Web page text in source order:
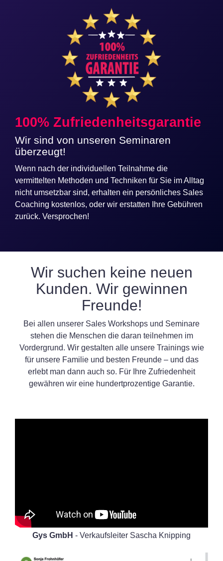
100% Zufriedenheitsgarantie
Wir sind von unseren Seminaren
überzeugt!
Wenn nach der individuellen Teilnahme die
vermittelten Methoden und Techniken für Sie im Alltag
nicht umsetzbar sind, erhalten ein persönliches Sales
Coaching kostenlos, oder wir erstatten Ihre Gebühren
zurück. Versprochen!
Wir suchen keine neuen
Kunden. Wir gewinnen
Freunde!
Bei allen unserer Sales Workshops und Seminare
stehen die Menschen die daran teilnehmen im
Vordergrund. Wir gestalten alle unsere Trainings wie
für unsere Familie und besten Freunde – und das
erlebt man dann auch so. Für Ihre Zufriedenheit
gewähren wir eine hundertprozentige Garantie.
Gys GmbH - Verkaufsleiter Sascha Knipping